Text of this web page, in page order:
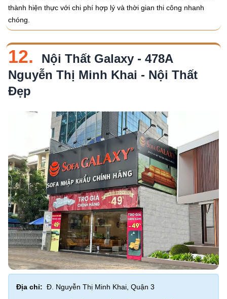
thành hiện thực với chi phí hợp lý và thời gian thi công nhanh
chóng.
12.
Nội Thất Galaxy - 478A
Nguyễn Thị Minh Khai - Nội Thất
Đẹp
Địa chỉ: Đ. Nguyễn Thị Minh Khai, Quận 3